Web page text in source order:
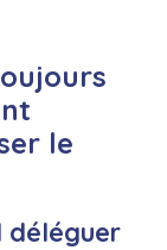
le
déléguer